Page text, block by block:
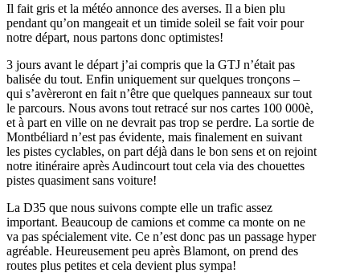
Il fait gris et la météo annonce des averses. Il a bien plu
pendant qu’on mangeait et un timide soleil se fait voir pour
notre départ, nous partons donc optimistes!
3 jours avant le départ j’ai compris que la GTJ n’était pas
balisée du tout. Enfin uniquement sur quelques tronçons –
qui s’avèreront en fait n’être que quelques panneaux sur tout
le parcours. Nous avons tout retracé sur nos cartes 100 000è,
et à part en ville on ne devrait pas trop se perdre. La sortie de
Montbéliard n’est pas évidente, mais finalement en suivant
les pistes cyclables, on part déjà dans le bon sens et on rejoint
notre itinéraire après Audincourt tout cela via des chouettes
pistes quasiment sans voiture!
La D35 que nous suivons compte elle un trafic assez
important. Beaucoup de camions et comme ca monte on ne
va pas spécialement vite. Ce n’est donc pas un passage hyper
agréable. Heureusement peu après Blamont, on prend des
routes plus petites et cela devient plus sympa!